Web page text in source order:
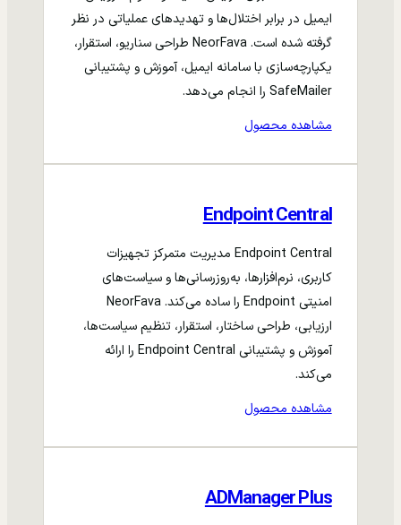
ایمیل در برابر اختلال‌ها و تهدیدهای عملیاتی در نظر
گرفته شده است. NeorFava طراحی سناریو، استقرار،
یکپارچه‌سازی با سامانه ایمیل، آموزش و پشتیبانی
SafeMailer را انجام می‌دهد.
مشاهده محصول
Endpoint Central
Endpoint Central مدیریت متمرکز تجهیزات
کاربری، نرم‌افزارها، به‌روزرسانی‌ها و سیاست‌های
امنیتی Endpoint را ساده می‌کند. NeorFava
ارزیابی، طراحی ساختار، استقرار، تنظیم سیاست‌ها،
آموزش و پشتیبانی Endpoint Central را ارائه
می‌کند.
مشاهده محصول
ADManager Plus